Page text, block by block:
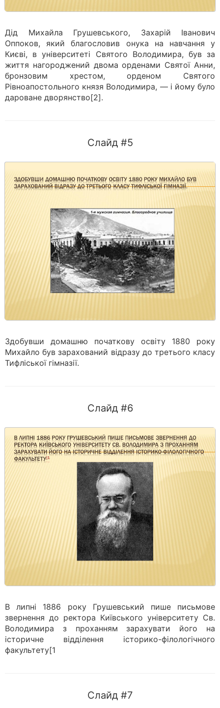
Дід Михайла Грушевського, Захарій Іванович
Оппоков, який благословив онука на навчання у
Києві, в університеті Святого Володимира, був за
життя нагороджений двома орденами Святої Анни,
бронзовим хрестом, орденом Святого
Рівноапостольного князя Володимира, — і йому було
дароване дворянство[2].
Слайд #5
Здобувши домашню початкову освіту 1880 року
Михайло був зарахований відразу до третього класу
Тифліської гімназії.
Слайд #6
В липні 1886 року Грушевський пише письмове
звернення до ректора Київського університету Св.
Володимира з проханням зарахувати його на
історичне відділення історико-філологічного
факультету[1
Слайд #7